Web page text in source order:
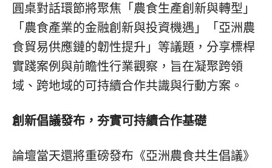
圓桌對話環節將聚焦「農食生產創新與轉型」
「農食產業的金融創新與投資機遇」「亞洲農
食貿易供應鏈的韌性提升」等議題，分享標桿
實踐案例與前瞻性行業觀察，旨在凝聚跨領
域、跨地域的可持續合作共識與行動方案。
創新倡議發布，夯實可持續合作基礎
論壇當天還將重磅發布《亞洲農食共生倡議》